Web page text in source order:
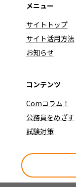
メニュー
サイトトップ
サイト活用方法
お知らせ
コンテンツ
Comコラム！
公務員をめざす
試験対策